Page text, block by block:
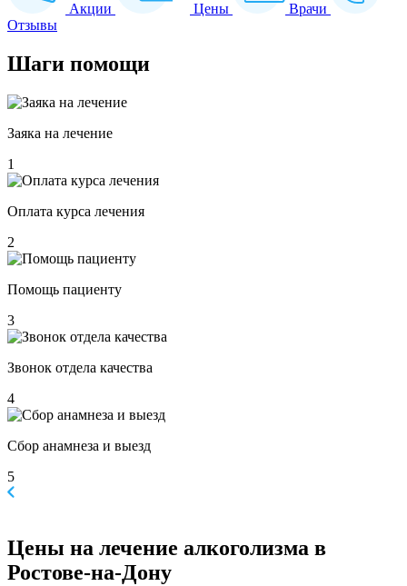
Акции Цены
Врачи
Отзывы
Шаги помощи
Заяка на лечение
1
Оплата курса лечения
2
Помощь пациенту
3
Звонок отдела качества
4
Сбор анамнеза и выезд
5
Цены на лечение алкоголизма в
Ростове-на-Дону